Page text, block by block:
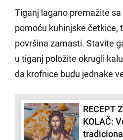
Tiganj lagano premažite
pomoću kuhinjske četkice,
površina zamasti. Stavite
u tiganj položite okrugli
da krofnice budu jednake
RECEPT
KOLAČ: